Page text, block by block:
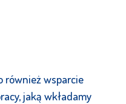
również wsparcie
jaką wkładamy